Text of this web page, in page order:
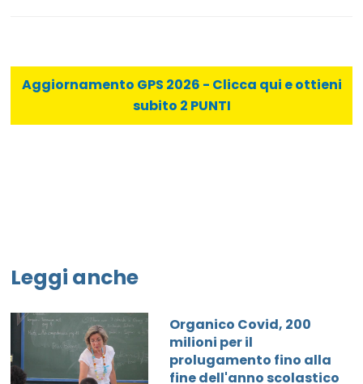
Aggiornamento GPS 2026 - Clicca qui e ottieni
subito 2 PUNTI
Leggi anche
Organico Covid, 200
milioni per il
prolugamento fino alla
fine dell'anno scolastico